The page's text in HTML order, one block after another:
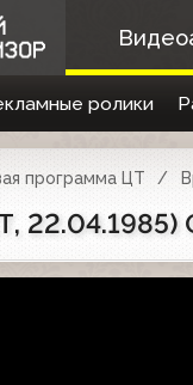
ролики
программа ЦТ
22.04.1985)